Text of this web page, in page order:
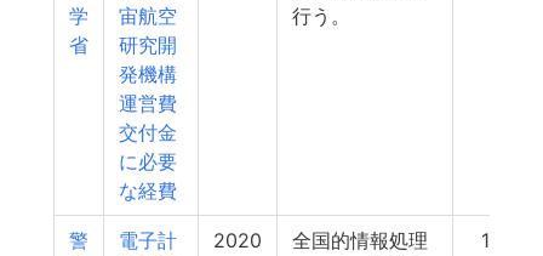
学
省
宙航空
研究開
発機構
運営費
交付金
に必要
な経費
行う。
警
電子計
2020
全国的情報処理
1,431